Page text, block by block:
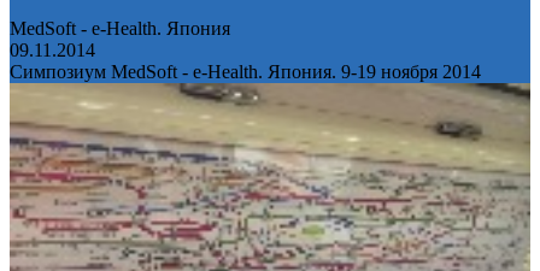
MedSoft - e-Health. Япония
09.11.2014
Симпозиум MedSoft - e-Health. Япония. 9-19 ноября 2014